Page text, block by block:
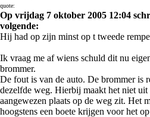
quote:
Op vrijdag 7 oktober 2005 12:04
volgende:
Hij had op zijn minst op t tweede
Ik vraag me af wiens schuld dit nu
brommer.
De fout is van de auto. De brommer is
dezelfde weg. Hierbij maakt het niet
aangewezen plaats op de weg zit. Het
hoogstens een boete krijgen voor het